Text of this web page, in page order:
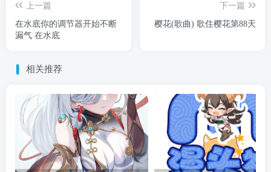
上一篇
在水底你的调节器开始不断
漏气 在水底
下一篇
樱花(歌曲) 歌住樱花第88天
相关推荐